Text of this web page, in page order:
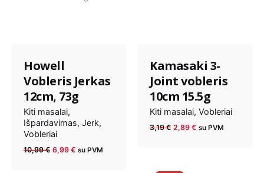
Howell
Vobleris Jerkas
12cm, 73g
Kiti masalai
Išpardavimas Jerk
Vobleriai
10,99€ Anksčiau
6,99 €Dabartinė
su PVM
Kamasaki 3-
Joint vobleris
10cm 15.5g
Kiti masalai Vobleriai
3,19€ Anksčiau
2,89 €Dabartinė
su PVM